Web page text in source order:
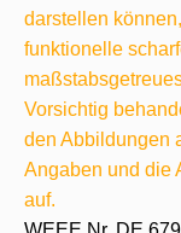
darstellen
funktionelle
Vorsichtig
den Abbildungen
Angaben und die
auf.